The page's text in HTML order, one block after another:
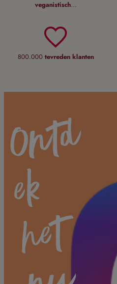
veganistisch...
800.000tevreden klanten
O
n
t
d
e
k
h
e
t
n
o
I
n
s
t
g
r
a
m